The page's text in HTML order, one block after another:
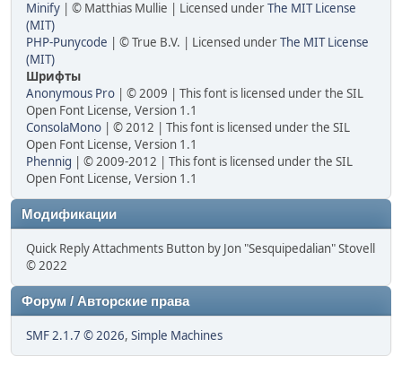
Minify | © Matthias Mullie | Licensed underThe MIT License
(MIT)
PHP-Punycode | © True B.V. | Licensed underThe MIT License
(MIT)
Шрифты
Anonymous Pro | © 2009 | This font is licensed under the SIL
Open Font License, Version 1.1
ConsolaMono | © 2012 | This font is licensed under the SIL
Open Font License, Version 1.1
Phennig | © 2009-2012 | This font is licensed under the SIL
Open Font License, Version 1.1
Модификации
Quick Reply Attachments Button by Jon "Sesquipedalian" Stovell
© 2022
Форум / Авторские права
SMF 2.1.7 © 2026, Simple Machines